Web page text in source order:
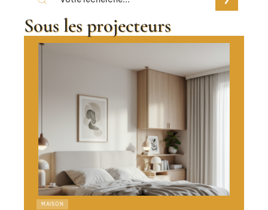
Sous les projecteurs
MAISON